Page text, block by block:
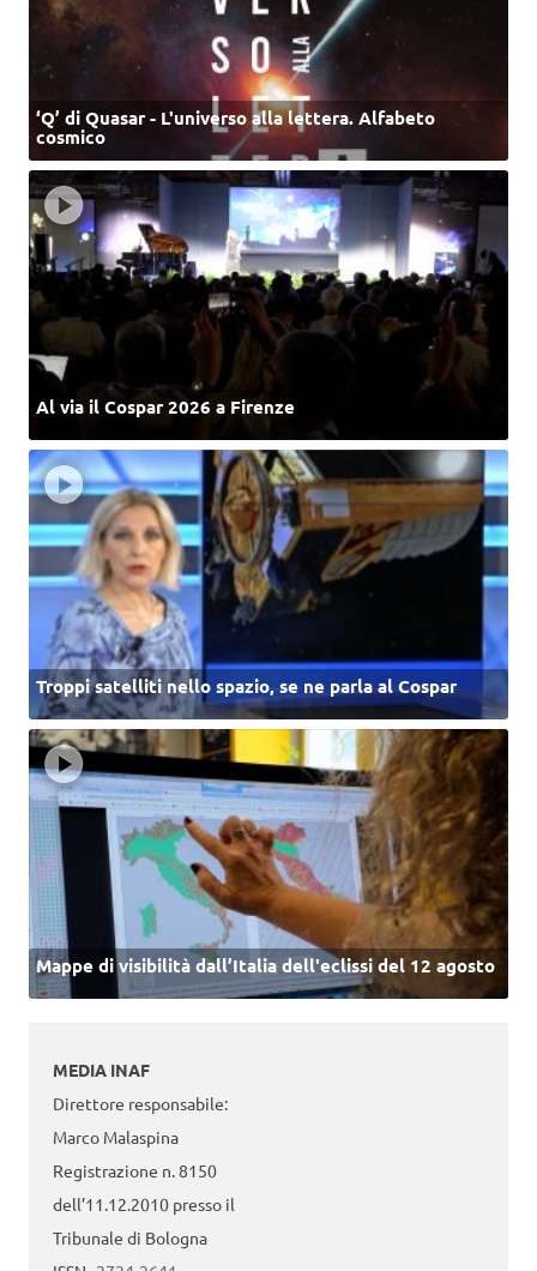
‘Q’ di Quasar - L'universo alla lettera. Alfabeto
cosmico
Al via il Cospar 2026 a Firenze
Troppi satelliti nello spazio, se ne parla al Cospar
Mappe di visibilità dall’Italia dell'eclissi del 12 agosto
MEDIA INAF
Direttore responsabile:
Marco Malaspina
Registrazione n. 8150
dell’11.12.2010 presso il
Tribunale di Bologna